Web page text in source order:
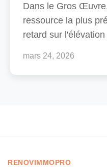
Dans le Gros
ressource la plus
retard sur
mars 24, 2026
RENOVIMMOPRO